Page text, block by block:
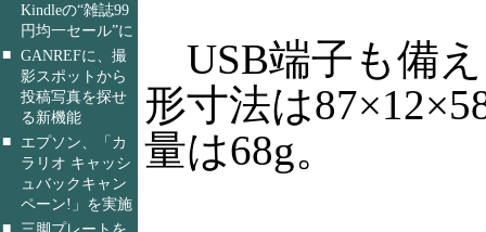
Kindleの“雑誌99
円均一セール”に
■ GANREFに、撮
影スポットから
投稿写真を探せ
る新機能
■
エプソン、「カ
ラリオ キャッシ
ュバックキャン
ペーン!」を実施
■
USB端子も備
形寸法は
量は68g。